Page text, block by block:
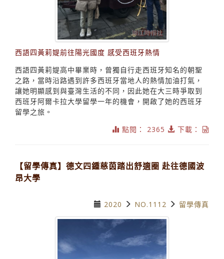
西語四黃莉媞前往陽光國度 感受西班牙熱情
西語四黃莉媞高中畢業時，曾獨自行走西班牙知名的朝聖
之路，當時沿路遇到許多西班牙當地人的熱情加油打氣，
讓她明顯感到與臺灣生活的不同，因此她在大三時爭取到
西班牙阿爾卡拉大學留學一年的機會，開啟了她的西班牙
留學之旅。
點閱： 2365
下載：
【留學傳真】德文四鍾慈茵踏出舒適圈 赴往德國波
昂大學
2020 NO.1112 留學傳真